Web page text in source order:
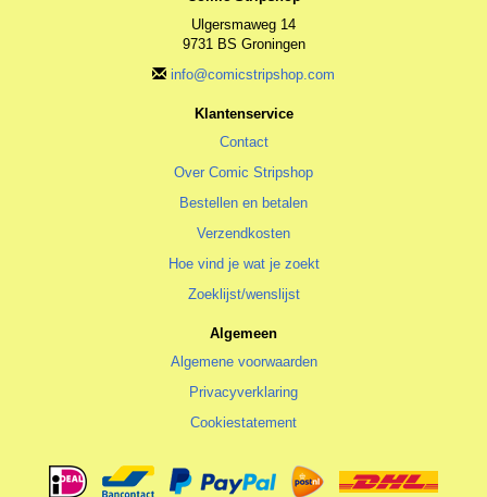
Ulgersmaweg 14
9731 BS Groningen
info@comicstripshop.com
Klantenservice
Contact
Over Comic Stripshop
Bestellen en betalen
Verzendkosten
Hoe vind je wat je zoekt
Zoeklijst/wenslijst
Algemeen
Algemene voorwaarden
Privacyverklaring
Cookiestatement